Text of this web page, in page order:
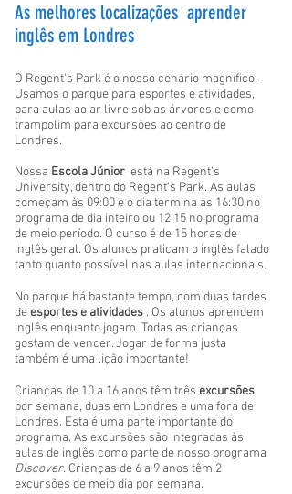
As melhores localizações aprender
inglês em Londres
O Regent's Park é o nosso cenário magnífico.
Usamos o parque para esportes e atividades,
para aulas ao ar livre sob as árvores e como
trampolim para excursões ao centro de
Londres.
Nossa Escola Júnior está na Regent's
University, dentro do Regent's Park. As aulas
começam às 09:00 e o dia termina às 16:30 no
programa de dia inteiro ou 12:15 no programa
de meio período. O curso é de 15 horas de
inglês geral. Os alunos praticam o inglês falado
tanto quanto possível nas aulas internacionais.
No parque há bastante tempo, com duas tardes
deesportes e atividades . Os alunos aprendem
inglês enquanto jogam. Todas as crianças
gostam de vencer. Jogar de forma justa
também é uma lição importante!
Crianças de 10 a 16 anos têm três excursões
por semana, duas em Londres e uma fora de
Londres. Esta é uma parte importante do
programa. As excursões são integradas às
aulas de inglês como parte de nosso programa
Discover. Crianças de 6 a 9 anos têm 2
excursões de meio dia por semana.